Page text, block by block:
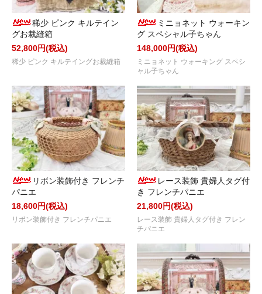
稀少 ピンク キルテイン
グお裁縫箱
52,800円(税込)
稀少 ピンク キルテイングお裁縫箱
ミニョネット ウォーキン
グ スペシャル子ちゃん
148,000円(税込)
ミニョネット ウォーキング スペシ
ャル子ちゃん
リボン装飾付き フレンチ
パニエ
18,600円(税込)
リボン装飾付き フレンチパニエ
レース装飾 貴婦人タグ付
き フレンチパニエ
21,800円(税込)
レース装飾 貴婦人タグ付き フレン
チパニエ